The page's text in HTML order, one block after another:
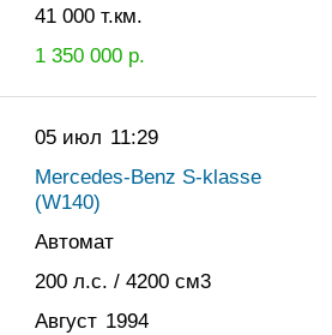
41 000 т.км.
1 350 000р.
05 июл 11:29
Mercedes-Benz S-klasse
(W140)
Автомат
200 л.с. / 4200 см3
Август 1994